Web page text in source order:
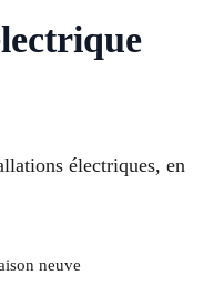
électriques, en
neuve